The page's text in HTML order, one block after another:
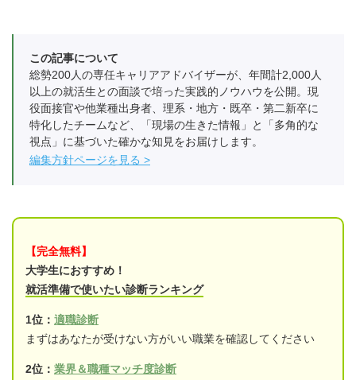
この記事について
総勢200人の専任キャリアアドバイザーが、年間計2,000人
以上の就活生との面談で培った実践的ノウハウを公開。現
役面接官や他業種出身者、理系・地方・既卒・第二新卒に
特化したチームなど、「現場の生きた情報」と「多角的な
視点」に基づいた確かな知見をお届けします。
編集方針ページを見る
【完全無料】
大学生におすすめ！
就活準備で使いたい診断ランキング
1位： 適職診断
まずはあなたが受けない方がいい職業を確認してください
2位： 業界＆職種マッチ度診断